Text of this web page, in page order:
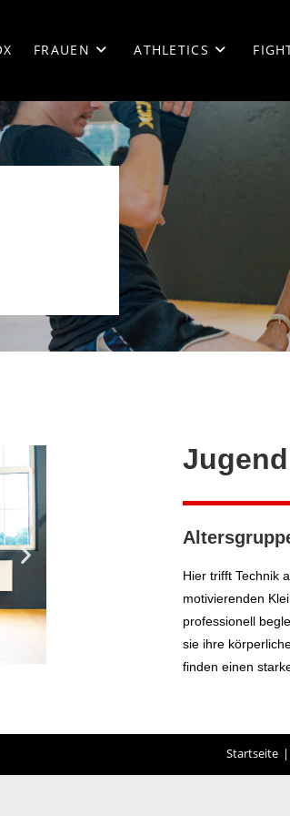
FRAUEN ATHLETICS
Hier trifft Technik
motivierenden
professionell
sie ihre
finden einen
Startseite